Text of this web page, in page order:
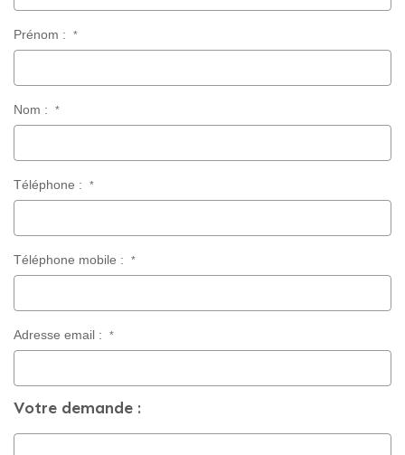
Prénom : *
Nom : *
Téléphone : *
Téléphone mobile : *
Adresse email : *
Votre demande :